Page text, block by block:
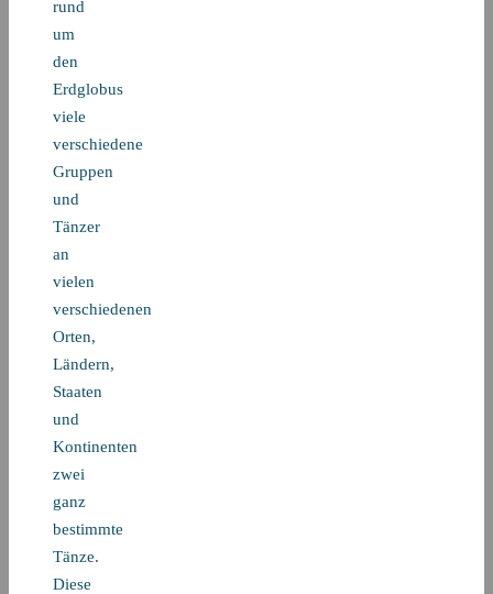
rund
um
den
Erdglobus
viele
verschiedene
Gruppen
und
Tänzer
an
vielen
verschiedenen
Orten,
Ländern,
Staaten
und
Kontinenten
zwei
ganz
bestimmte
Tänze.
Diese